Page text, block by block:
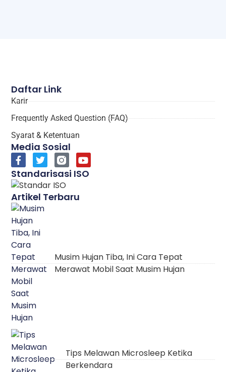
Artikel Terbaru
Musim Hujan Tiba, Ini Cara Tepat
Merawat Mobil Saat Musim Hujan
Tips Melawan Microsleep Ketika
Berkendara
Daftar Link
Karir
Frequently Asked Question (FAQ)
Syarat & Ketentuan
Media Sosial
Standarisasi ISO